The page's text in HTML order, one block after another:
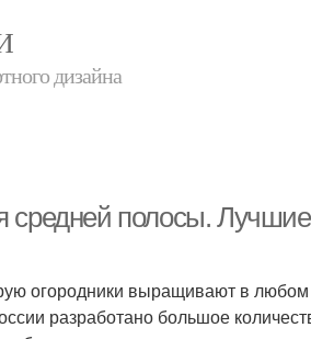
дизайна
полосы.
огородники выращивают в любом
разработано большое